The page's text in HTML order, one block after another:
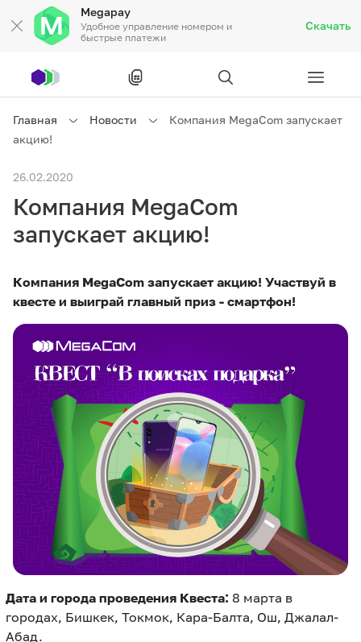
Megapay
Удобное управление номером и
быстрые платежи
Скачать
Частным клиентам
Бизнесу
Связь
Тарифы Акции Роуминг
eSIM
Все услуги Развлечения Соц.сети
Компания
Новости Работа в MEGA
Партнерам
Сервисы
MegaTV
Главная Новости
Компания MegaCom запускает
акцию!
26.02.2020
Компания MegaCom
запускает акцию!
Компания MegaCom запускает акцию! Участвуй в
квесте и выиграй главный приз - смартфон!
Дата и города проведения Квеста: 8 марта в
городах, Бишкек, Токмок, Кара-Балта, Ош, Джалал-
Абад.